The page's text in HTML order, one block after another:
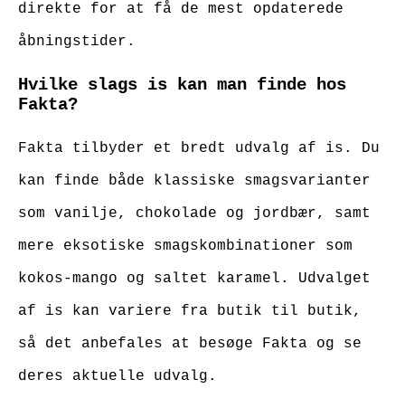
direkte for at få de mest opdaterede
åbningstider.
Hvilke slags is kan man finde hos
Fakta?
Fakta tilbyder et bredt udvalg af is. Du
kan finde både klassiske smagsvarianter
som vanilje, chokolade og jordbær, samt
mere eksotiske smagskombinationer som
kokos-mango og saltet karamel. Udvalget
af is kan variere fra butik til butik,
så det anbefales at besøge Fakta og se
deres aktuelle udvalg.